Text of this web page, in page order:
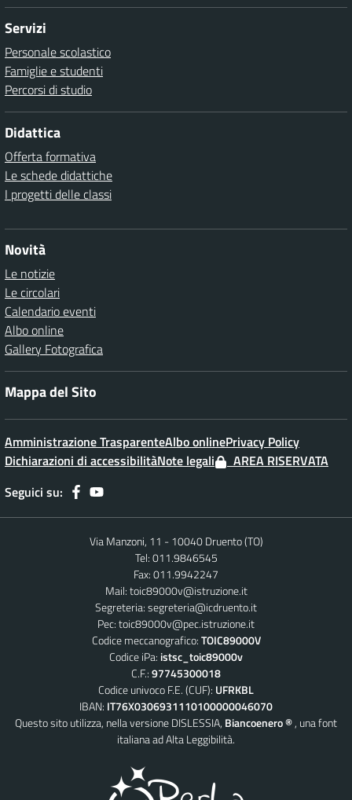
Servizi
Personale scolastico
Famiglie e studenti
Percorsi di studio
Didattica
Offerta formativa
Le schede didattiche
I progetti delle classi
Novità
Le notizie
Le circolari
Calendario eventi
Albo online
Gallery Fotografica
Mappa del Sito
Amministrazione TrasparenteAlbo onlinePrivacy Policy
Dichiarazioni di accessibilitàNote legali
AREA RISERVATA
Seguici su:
Via Manzoni, 11 - 10040 Druento (TO)
Tel: 011.9846545
Fax: 011.9942247
Mail:toic89000v@istruzione.it
Segreteria:segreteria@icdruento.it
Pec:toic89000v@pec.istruzione.it
Codice meccanografico:TOIC89000V
Codice iPa: istsc_toic89000v
C.F.:97745300018
Codice univoco F.E. (CUF): UFRKBL
IBAN: IT76X0306931110100000046070
Questo sito utilizza, nella versione DISLESSIA, Biancoenero ®, una font
italiana ad Alta Leggibilità.